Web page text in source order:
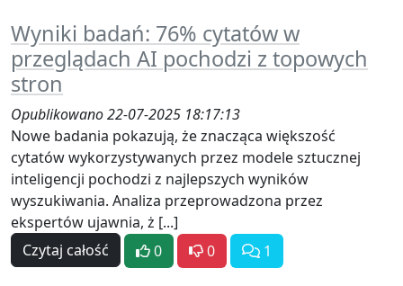
Wyniki badań: 76% cytatów w
przeglądach AI pochodzi z topowych
stron
Opublikowano 22-07-2025 18:17:13
Nowe badania pokazują, że znacząca większość
cytatów wykorzystywanych przez modele sztucznej
inteligencji pochodzi z najlepszych wyników
wyszukiwania. Analiza przeprowadzona przez
ekspertów ujawnia, ż [...]
Czytaj całość
0 0 1